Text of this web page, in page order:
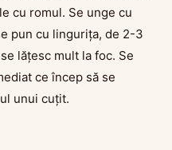
cu romul. Se unge cu
pun cu lingurița, de 2-3
lățesc mult la foc. Se
ce încep să se
unui cuțit.